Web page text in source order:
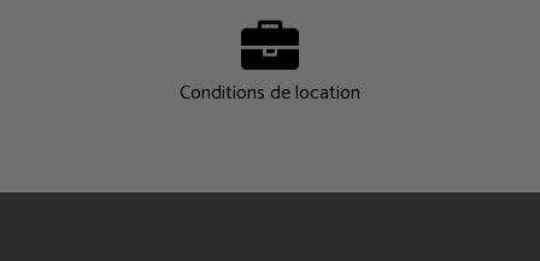
Conditions de location